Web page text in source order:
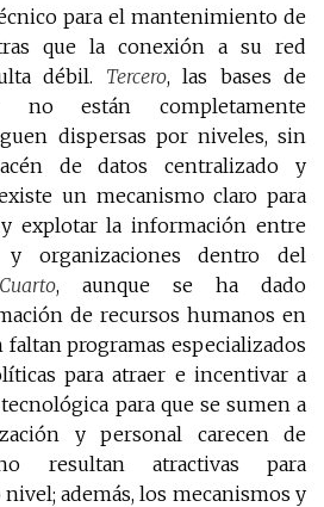
para el mantenimiento de
que la conexión a su red
débil. Tercero, las bases de
están completamente
dispersas por niveles, sin
de datos centralizado y
un mecanismo claro para
explotar la información entre
y organizaciones dentro del
Cuarto, aunque se ha dado
de recursos humanos en
programas especializados
para atraer e incentivar a
para que se sumen a
y personal carecen de
resultan atractivas para
además, los mecanismos y